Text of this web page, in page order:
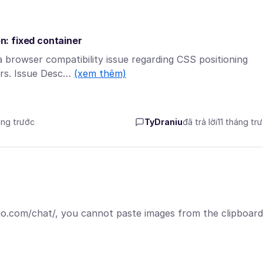
fixed container
compatibility issue regarding CSS positioning
Issue Desc… (xem thêm)
trước TyDraniuđã trả lời11 tháng
chat/, you cannot paste images from the